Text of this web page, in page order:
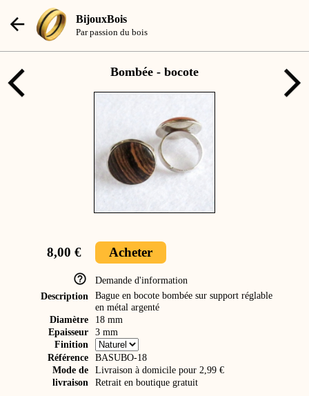
BijouxBois
Par passion du bois
Bombée - bocote
8,00 € Acheter
Demande d'information
Description
Bague en bocote bombée sur support réglable
en métal argenté
Diamètre
18 mm
Epaisseur
3 mm
Finition
Référence
BASUBO-18
Mode de
livraison
Livraison à domicile pour 2,99 €
Retrait en boutique gratuit